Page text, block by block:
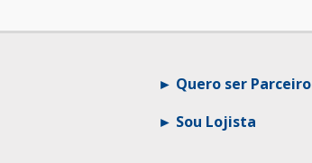
Quero ser Parceiro
Sou Lojista